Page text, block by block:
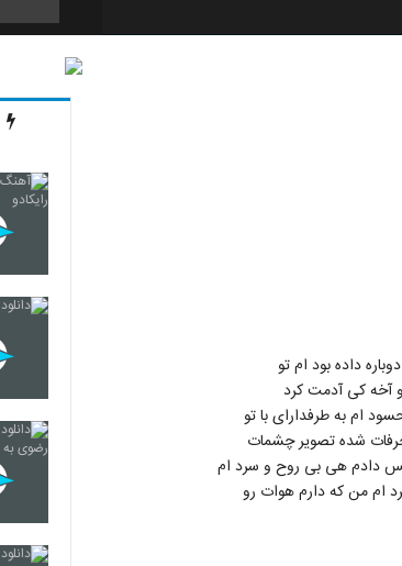
12
داده بود ام تو
آخه کی آدمت کرد
ام به طرفدارای با تو
شده تصویر چشمات
دادم هی بی روح و سرد ام
ام من که دارم هوات رو